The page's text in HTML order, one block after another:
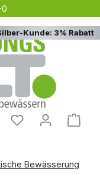
Du hast 0
0
Kunde: 3% Rabatt
Bewässerung